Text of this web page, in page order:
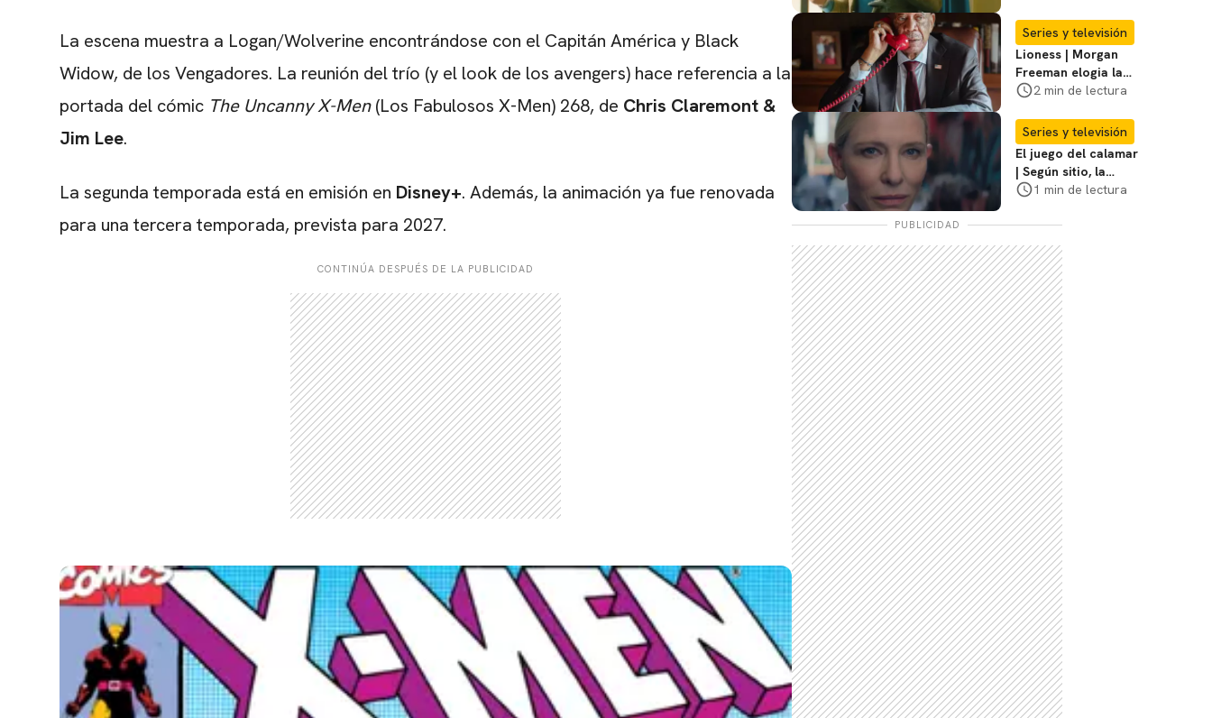
La escena muestra a Logan/Wolverine encontrándose con el Capitán América y Black
Widow, de los Vengadores. La reunión del trío (y el look de los avengers) hace referencia a la
portada del cómic The Uncanny X-Men(Los Fabulosos X-Men) 268, de Chris Claremont &
Jim Lee.
La segunda temporada está en emisión en Disney+. Además, la animación ya fue renovada
para una tercera temporada, prevista para 2027.
CONTINÚA DESPUÉS DE LA PUBLICIDAD
2 Series y televisión
Lioness | Morgan
Freeman elogia la
escritura de Taylor
coraje"
2 min de lectura
Series y televisión
El juego del calamar
| Según sitio, la
versión de David
debería suceder
1 min de lectura
PUBLICIDAD
CARREGANDO PUBLICIDADE